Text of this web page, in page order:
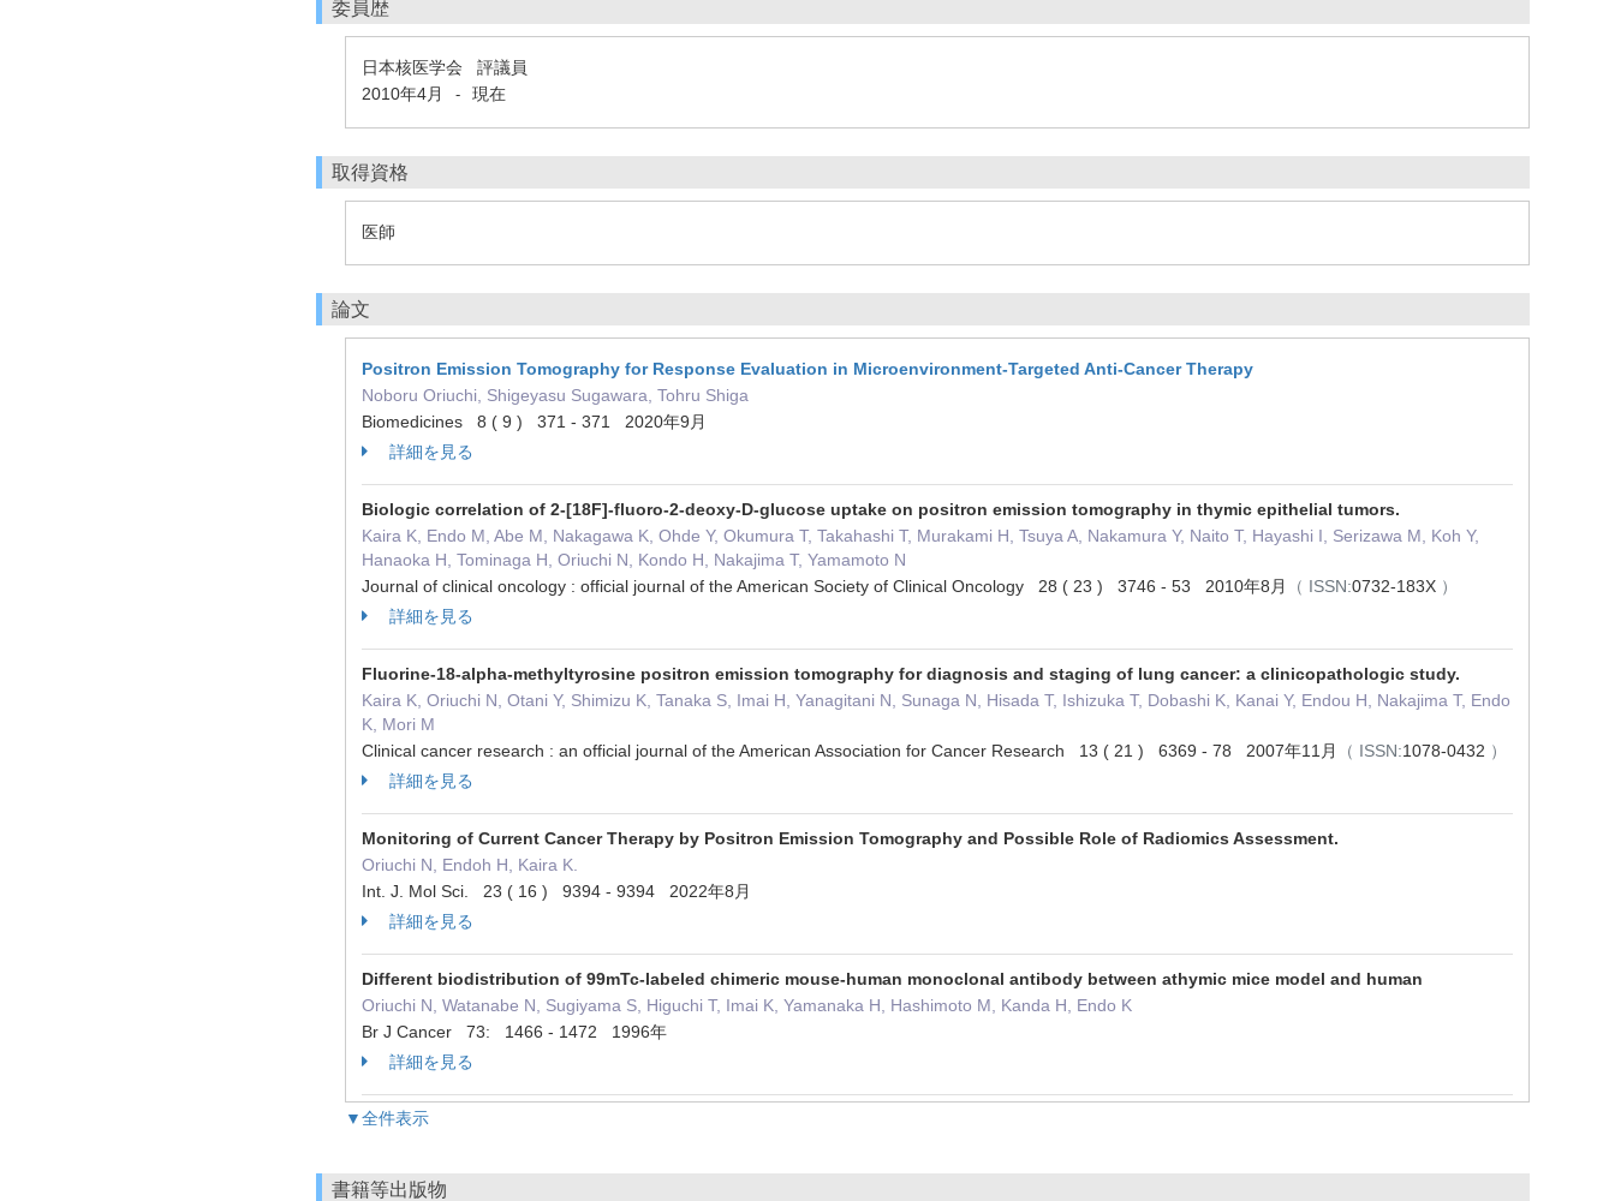
委員歴
日本核医学会 評議員
2010年4月
- 現在
取得資格
医師
論文
Positron Emission Tomography for Response Evaluation in Microenvironment-Targeted Anti-Cancer Therapy
Noboru Oriuchi, Shigeyasu Sugawara, Tohru Shiga
Biomedicines 8 ( 9 ) 371 - 371 2020年9月
詳細を見る
Biologic correlation of 2-[18F]-fluoro-2-deoxy-D-glucose uptake on positron emission tomography in thymic epithelial tumors.
Kaira K, Endo M, Abe M, Nakagawa K, Ohde Y, Okumura T, Takahashi T, Murakami H, Tsuya A, Nakamura Y, Naito T, Hayashi I, Serizawa M, Koh Y,
Hanaoka H, Tominaga H, Oriuchi N, Kondo H, Nakajima T, Yamamoto N
Journal of clinical oncology : official journal of the American Society of Clinical Oncology 28 ( 23 ) 3746 - 53 2010年8月
（ ISSN:0732-183X ）
詳細を見る
Fluorine-18-alpha-methyltyrosine positron emission tomography for diagnosis and staging of lung cancer: a clinicopathologic study.
Kaira K, Oriuchi N, Otani Y, Shimizu K, Tanaka S, Imai H, Yanagitani N, Sunaga N, Hisada T, Ishizuka T, Dobashi K, Kanai Y, Endou H, Nakajima T, Endo
K, Mori M
Clinical cancer research : an official journal of the American Association for Cancer Research 13 ( 21 ) 6369 - 78 2007年11月
（ ISSN:1078-0432 ）
詳細を見る
Monitoring of Current Cancer Therapy by Positron Emission Tomography and Possible Role of Radiomics Assessment.
Oriuchi N, Endoh H, Kaira K.
Int. J. Mol Sci. 23 ( 16 ) 9394 - 9394 2022年8月
詳細を見る
Different biodistribution of 99mTc-labeled chimeric mouse-human monoclonal antibody between athymic mice model and human
Oriuchi N, Watanabe N, Sugiyama S, Higuchi T, Imai K, Yamanaka H, Hashimoto M, Kanda H, Endo K
Br J Cancer 73: 1466 - 1472 1996年
詳細を見る
▼全件表示
書籍等出版物